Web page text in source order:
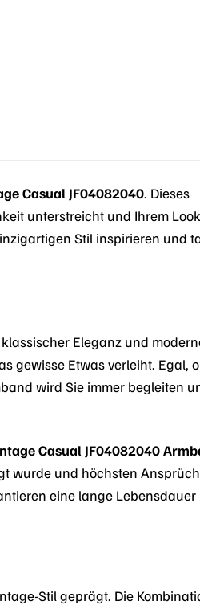
Casual JF04082040. Dieses
unterstreicht und Ihrem
Stil inspirieren und
Eleganz und
gewisse Etwas verleiht. Egal,
wird Sie immer begleiten
Casual JF04082040
wurde und höchsten
eine lange Lebensdauer
Stil geprägt. Die